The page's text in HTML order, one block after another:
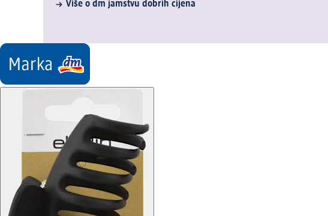
Više o dm jamstvu dobrih cijena